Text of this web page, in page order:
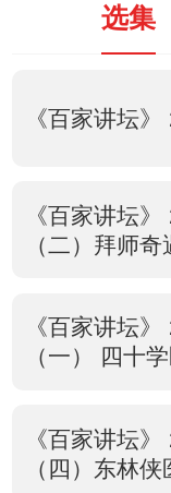
选集
《百家讲坛
《百家讲坛
（二）拜师奇
《百家讲坛
（一） 四十
《百家讲坛
（四）东林侠